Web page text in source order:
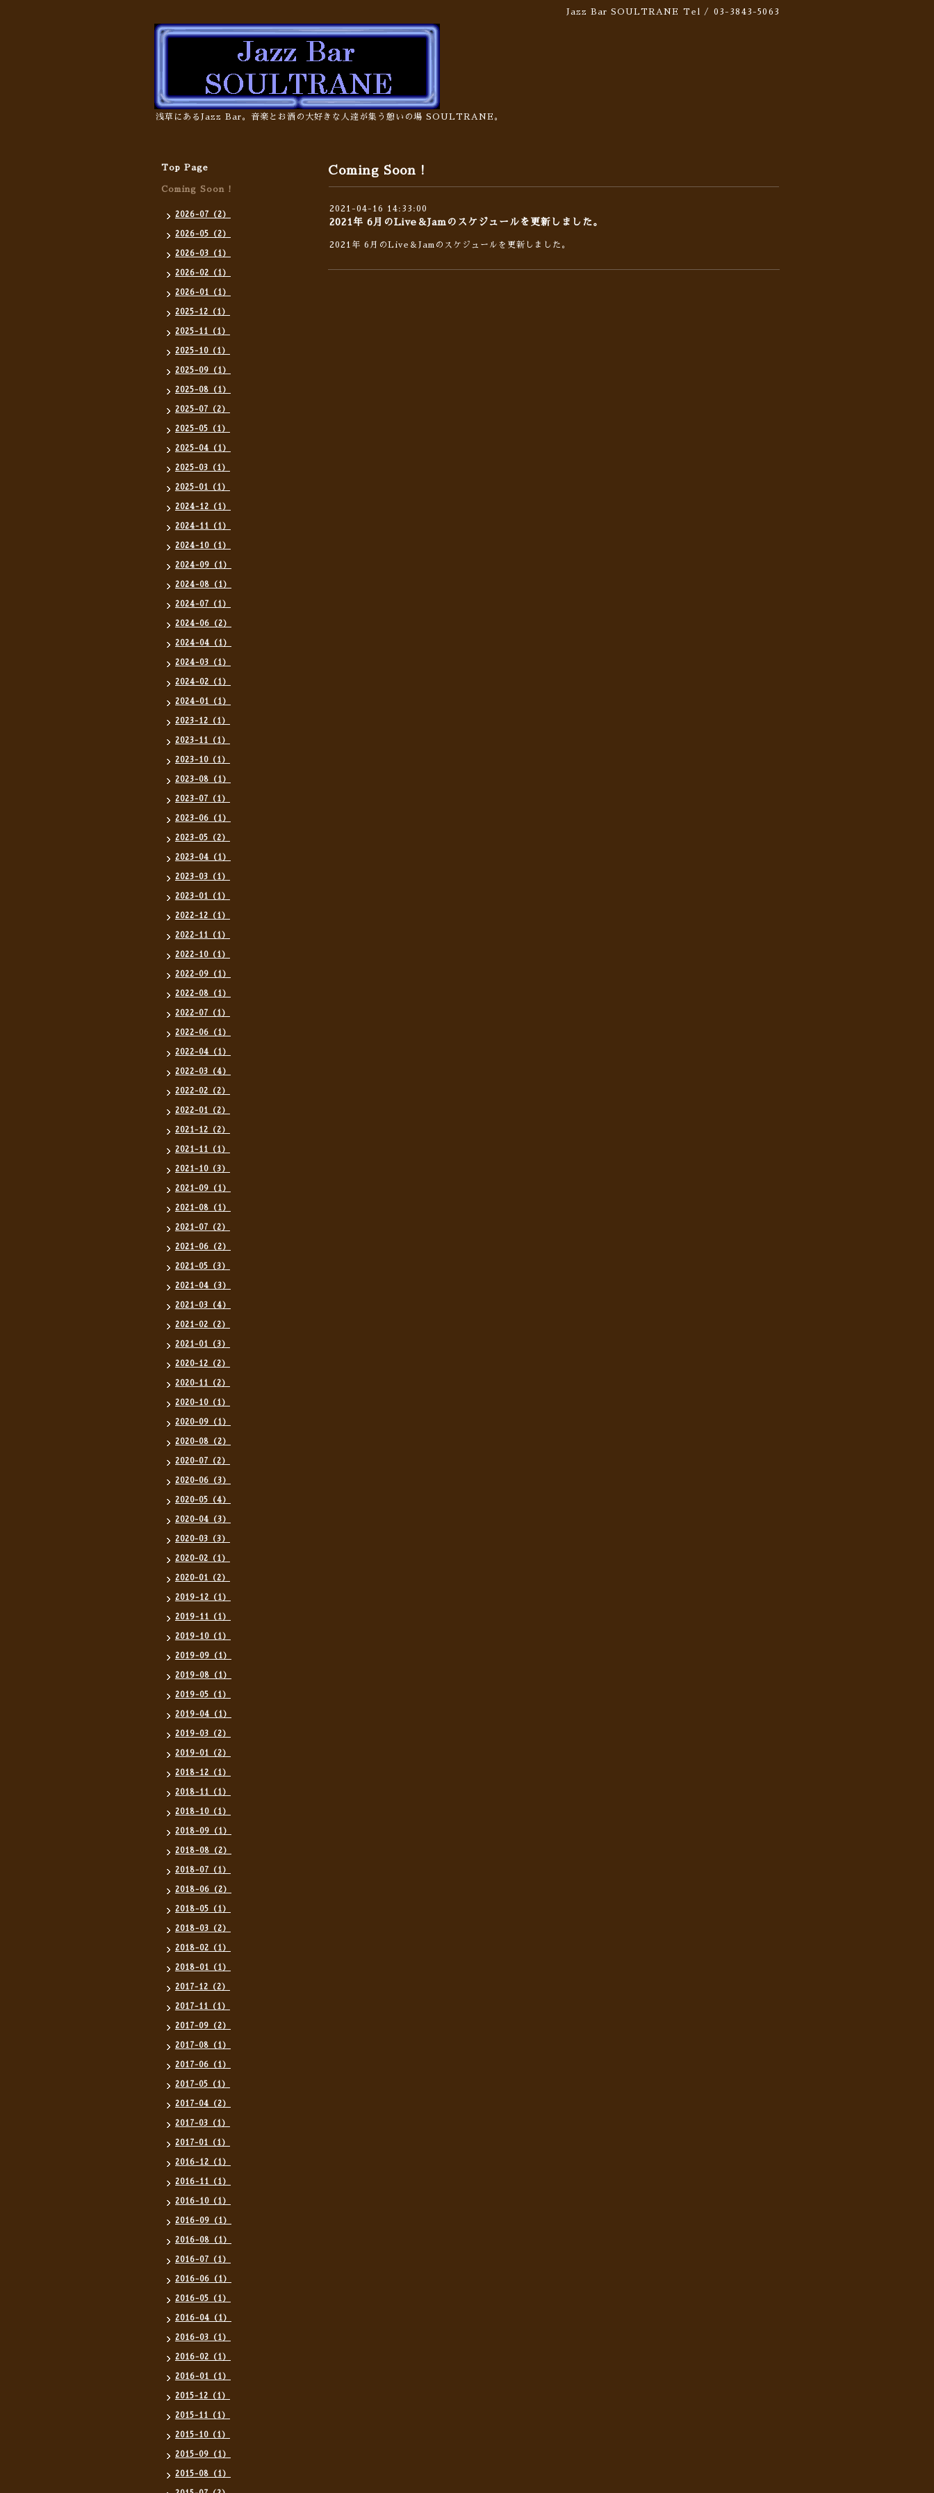
Jazz Bar SOULTRANE Tel / 03-3843-5063
浅草にあるJazz Bar。音楽とお酒の大好きな人達が集う憩いの場 SOULTRANE。
Coming Soon !
2021-04-16 14:33:00
2021年 6月のLive＆Jamのスケジュールを更新しました。
2021年 6月のLive＆Jamのスケジュールを更新しました。
Top Page
Coming Soon !
2026-07（2）
2026-05（2）
2026-03（1）
2026-02（1）
2026-01（1）
2025-12（1）
2025-11（1）
2025-10（1）
2025-09（1）
2025-08（1）
2025-07（2）
2025-05（1）
2025-04（1）
2025-03（1）
2025-01（1）
2024-12（1）
2024-11（1）
2024-10（1）
2024-09（1）
2024-08（1）
2024-07（1）
2024-06（2）
2024-04（1）
2024-03（1）
2024-02（1）
2024-01（1）
2023-12（1）
2023-11（1）
2023-10（1）
2023-08（1）
2023-07（1）
2023-06（1）
2023-05（2）
2023-04（1）
2023-03（1）
2023-01（1）
2022-12（1）
2022-11（1）
2022-10（1）
2022-09（1）
2022-08（1）
2022-07（1）
2022-06（1）
2022-04（1）
2022-03（4）
2022-02（2）
2022-01（2）
2021-12（2）
2021-11（1）
2021-10（3）
2021-09（1）
2021-08（1）
2021-07（2）
2021-06（2）
2021-05（3）
2021-04（3）
2021-03（4）
2021-02（2）
2021-01（3）
2020-12（2）
2020-11（2）
2020-10（1）
2020-09（1）
2020-08（2）
2020-07（2）
2020-06（3）
2020-05（4）
2020-04（3）
2020-03（3）
2020-02（1）
2020-01（2）
2019-12（1）
2019-11（1）
2019-10（1）
2019-09（1）
2019-08（1）
2019-05（1）
2019-04（1）
2019-03（2）
2019-01（2）
2018-12（1）
2018-11（1）
2018-10（1）
2018-09（1）
2018-08（2）
2018-07（1）
2018-06（2）
2018-05（1）
2018-03（2）
2018-02（1）
2018-01（1）
2017-12（2）
2017-11（1）
2017-09（2）
2017-08（1）
2017-06（1）
2017-05（1）
2017-04（2）
2017-03（1）
2017-01（1）
2016-12（1）
2016-11（1）
2016-10（1）
2016-09（1）
2016-08（1）
2016-07（1）
2016-06（1）
2016-05（1）
2016-04（1）
2016-03（1）
2016-02（1）
2016-01（1）
2015-12（1）
2015-11（1）
2015-10（1）
2015-09（1）
2015-08（1）